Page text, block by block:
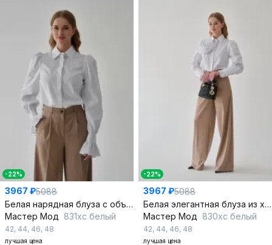
-22%
3967 ₽5088
Белая нарядная блуза с объемным рукавом и розой-аксессуаром
Мастер Мод 831хс белый
42, 44, 46, 48
лучшая цена
-22%
3967 ₽5088
Белая элегантная блуза из хлопка с романтичной оборкой
Мастер Мод 830хс белый
42, 44, 46, 48
лучшая цена